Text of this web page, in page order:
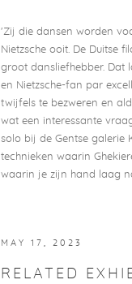
'Zij die dansen worden
Nietzsche ooit. De Duitse
groot dansliefhebber. Dat
en Nietzsche-fan par
twijfels te bezweren en
wat een interessante
solo bij de Gentse galerie
technieken waarin
waarin je zijn hand laag
MAY 17, 2023
RELATED